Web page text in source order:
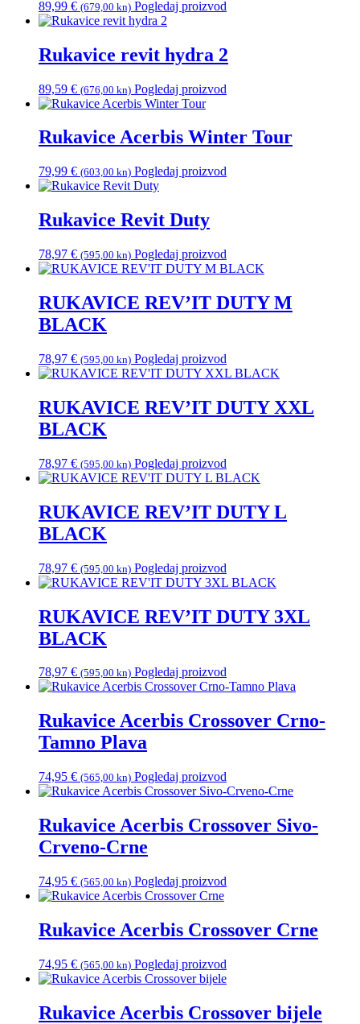
89,99 € (679,00 kn) Pogledaj proizvod
Rukavice revit hydra 2
89,59 € (676,00 kn) Pogledaj proizvod
Rukavice Acerbis Winter Tour
79,99 € (603,00 kn) Pogledaj proizvod
Rukavice Revit Duty
78,97 € (595,00 kn) Pogledaj proizvod
RUKAVICE REV’IT DUTY M
BLACK
78,97 € (595,00 kn) Pogledaj proizvod
RUKAVICE REV’IT DUTY XXL
BLACK
78,97 € (595,00 kn) Pogledaj proizvod
RUKAVICE REV’IT DUTY L
BLACK
78,97 € (595,00 kn) Pogledaj proizvod
RUKAVICE REV’IT DUTY 3XL
BLACK
78,97 € (595,00 kn) Pogledaj proizvod
Rukavice Acerbis Crossover Crno-
Tamno Plava
74,95 € (565,00 kn) Pogledaj proizvod
Rukavice Acerbis Crossover Sivo-
Crveno-Crne
74,95 € (565,00 kn) Pogledaj proizvod
Rukavice Acerbis Crossover Crne
74,95 € (565,00 kn) Pogledaj proizvod
Rukavice Acerbis Crossover bijele